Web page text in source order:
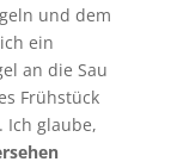
und dem
ein
an die Sau
Frühstück
Ich glaube,